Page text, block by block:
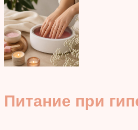
Питание при